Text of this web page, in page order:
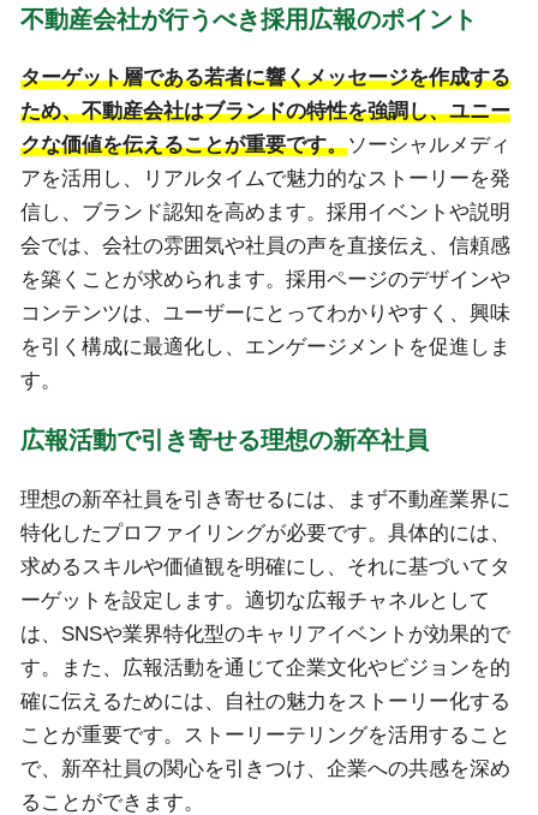
不動産会社が行うべき採用広報のポイント
ターゲット層である若者に響くメッセージを作成する
ため、不動産会社はブランドの特性を強調し、ユニー
クな価値を伝えることが重要です。ソーシャルメディ
アを活用し、リアルタイムで魅力的なストーリーを発
信し、ブランド認知を高めます。採用イベントや説明
会では、会社の雰囲気や社員の声を直接伝え、信頼感
を築くことが求められます。採用ページのデザインや
コンテンツは、ユーザーにとってわかりやすく、興味
を引く構成に最適化し、エンゲージメントを促進しま
す。
広報活動で引き寄せる理想の新卒社員
理想の新卒社員を引き寄せるには、まず不動産業界に
特化したプロファイリングが必要です。具体的には、
求めるスキルや価値観を明確にし、それに基づいてタ
ーゲットを設定します。適切な広報チャネルとして
は、SNSや業界特化型のキャリアイベントが効果的で
す。また、広報活動を通じて企業文化やビジョンを的
確に伝えるためには、自社の魅力をストーリー化する
ことが重要です。ストーリーテリングを活用すること
で、新卒社員の関心を引きつけ、企業への共感を深め
ることができます。